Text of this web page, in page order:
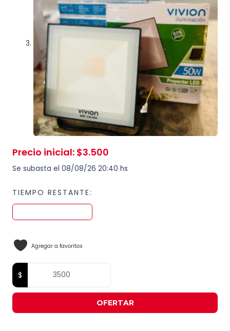
Precio inicial: $3.500
Se subasta el 08/08/26 20:40 hs
TIEMPO RESTANTE:
Agregar a favoritos
OFERTAR